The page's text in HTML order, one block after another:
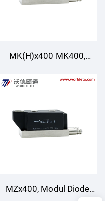
MK(H)x400 MK400,
Cepat, Penyejukan Air
MZx400, Modul Diode